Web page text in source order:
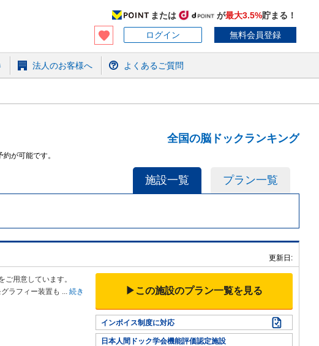
または が最大3.5%貯まる！
ログイン
無料会員登録
法人のお客様へ よくあるご質問
全国の脳ドックランキング
が可能です。
施設一覧 プラン一覧
更新日:
用意しています。
ラフィー装置も ... 続き
▶この施設のプラン一覧を見る
インボイス制度に対応
日本人間ドック学会機能評価認定施設